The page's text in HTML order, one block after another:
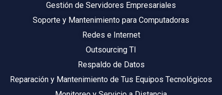
Gestión de Servidores Empresariales
Soporte y Mantenimiento para Computadoras
Redes e Internet
Outsourcing TI
Respaldo de Datos
Reparación y Mantenimiento de Tus Equipos Tecnológicos